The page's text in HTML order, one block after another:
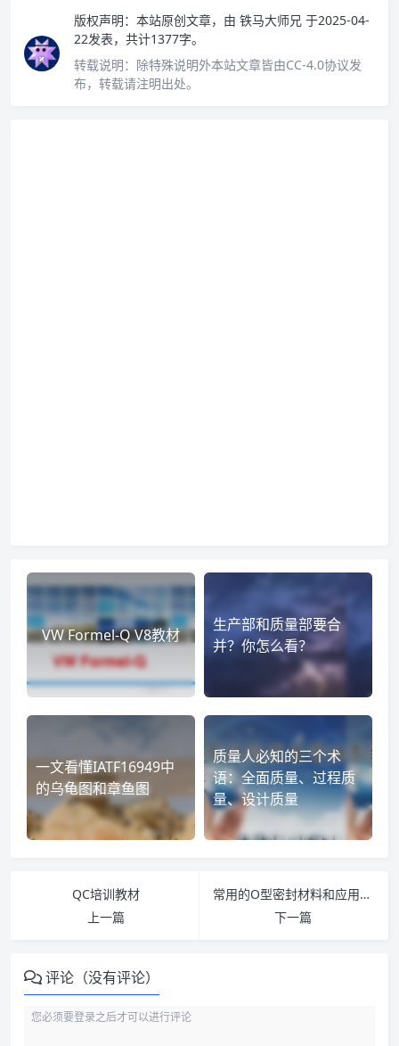
版权声明： 本站原创文章，由 铁马大师兄 于2025-04-
22发表，共计1377字。
转载说明： 除特殊说明外本站文章皆由CC-4.0协议发
布，转载请注明出处。
VW Formel-Q V8教材
生产部和质量部要合
并？你怎么看？
一文看懂IATF16949中
的乌龟图和章鱼图
质量人必知的三个术
语：全面质量、过程质
量、设计质量
QC培训教材
上一篇
常用的O型密封材料和应用是什么
下一篇
评论（没有评论）